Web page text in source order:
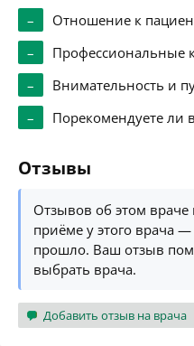
–
Отношение к
–
Профессиональные
–
Внимательность и
–
Порекомендуете ли
Отзывы
Отзывов об этом
приёме у этого врача —
прошло. Ваш отзыв
выбрать врача.
Добавить отзыв на врача